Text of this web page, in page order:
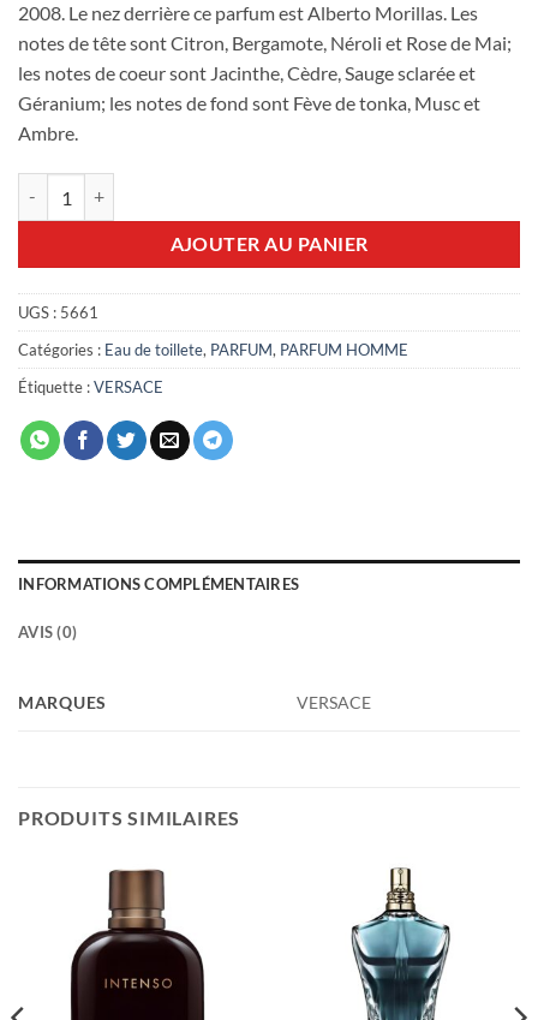
2008. Le nez derrière ce parfum est Alberto Morillas. Les
notes de tête sont Citron, Bergamote, Néroli et Rose de Mai;
les notes de coeur sont Jacinthe, Cèdre, Sauge sclarée et
Géranium; les notes de fond sont Fève de tonka, Musc et
Ambre.
AJOUTER AU PANIER
UGS : 5661
Catégories : Eau de toillete, PARFUM, PARFUM HOMME
Étiquette :VERSACE
INFORMATIONS COMPLÉMENTAIRES
AVIS (0)
MARQUES VERSACE
PRODUITS SIMILAIRES